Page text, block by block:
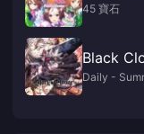
45 寶石
Black
Daily -